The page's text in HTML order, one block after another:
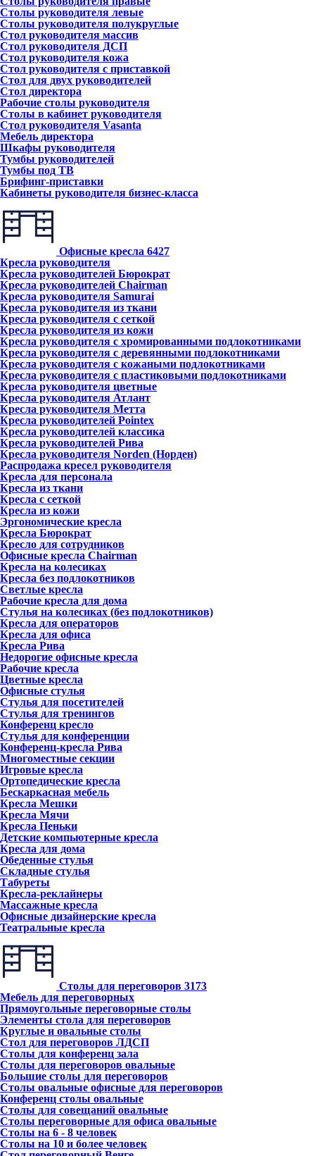
Столы руководителя левые
Столы руководителя полукруглые
Стол руководителя массив
Стол руководителя ДСП
Стол руководителя кожа
Стол руководителя с приставкой
Стол для двух руководителей
Стол директора
Рабочие столы руководителя
Столы в кабинет руководителя
Стол руководителя Vasanta
Мебель директора
Шкафы руководителя
Тумбы руководителей
Тумбы под ТВ
Брифинг-приставки
Кабинеты руководителя бизнес-класса
Офисные кресла 6427
Кресла руководителя
Кресла руководителей Бюрократ
Кресла руководителей Chairman
Кресла руководителя Samurai
Кресла руководителя из ткани
Кресла руководителя с сеткой
Кресла руководителя из кожи
Кресла руководителя с хромированными подлокотниками
Кресла руководителя с деревянными подлокотниками
Кресла руководителя с кожаными подлокотниками
Кресла руководителя с пластиковыми подлокотниками
Кресла руководителя цветные
Кресла руководителя Атлант
Кресла рyководителя Метта
Кресла руководителей Pointex
Кресла руководителей классика
Кресла руководителей Рива
Кресла руководителя Norden (Норден)
Распродажа кресел руководителя
Кресла для персонала
Кресла из ткани
Кресла с сеткой
Кресла из кожи
Эргономические кресла
Кресла Бюрократ
Кресло для сотрудников
Офисные кресла Chairman
Кресла на колесиках
Кресла без подлокотников
Светлые кресла
Рабочие кресла для дома
Стулья на колесиках (без подлокотников)
Кресла для операторов
Кресла для офиса
Кресла Рива
Недорогие офисные кресла
Рабочие кресла
Цветные кресла
Офисные стулья
Стулья для посетителей
Стулья для тренингов
Конференц кресло
Стулья для конференции
Конференц-кресла Рива
Многоместные секции
Игровые кресла
Ортопедические кресла
Бескаркасная мебель
Кресла Мешки
Кресла Мячи
Кресла Пеньки
Детские компьютерные кресла
Кресла для дома
Обеденные стулья
Складные стулья
Табуреты
Кресла-реклайнеры
Массажные кресла
Офисные дизайнерские кресла
Театральные кресла
Столы для переговоров 3173
Мебель для переговорных
Прямоугольные переговорные столы
Элементы стола для переговоров
Круглые и овальные столы
Стол для переговоров ЛДСП
Столы для конференц зала
Столы для переговоров овальные
Большие столы для переговоров
Столы овальные офисные для переговоров
Конференц столы овальные
Столы для совещаний овальные
Столы переговорные для офиса овальные
Столы на 6 - 8 человек
Столы на 10 и более человек